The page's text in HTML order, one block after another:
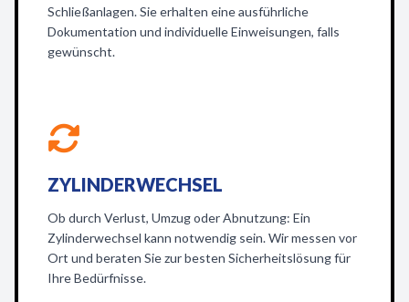
Schließanlagen. Sie erhalten eine ausführliche
Dokumentation und individuelle Einweisungen, falls
gewünscht.
ZYLINDERWECHSEL
Ob durch Verlust, Umzug oder Abnutzung: Ein
Zylinderwechsel kann notwendig sein. Wir messen vor
Ort und beraten Sie zur besten Sicherheitslösung für
Ihre Bedürfnisse.